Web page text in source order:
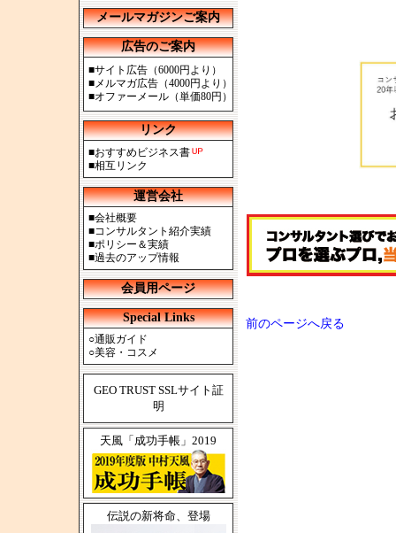
メールマガジンご案内
広告のご案内
■サイト広告（6000円より）
■メルマガ広告（4000円より）
■オファーメール（単価80円）
リンク
■おすすめビジネス書
■相互リンク
運営会社
■会社概要
■コンサルタント紹介実績
■ポリシー＆実績
■過去のアップ情報
会員用ページ
Special Links
○通販ガイド
○美容・コスメ
GEO TRUST SSLサイト証
明
天風「成功手帳」2019
伝説の新将命、登場
前のページへ戻る